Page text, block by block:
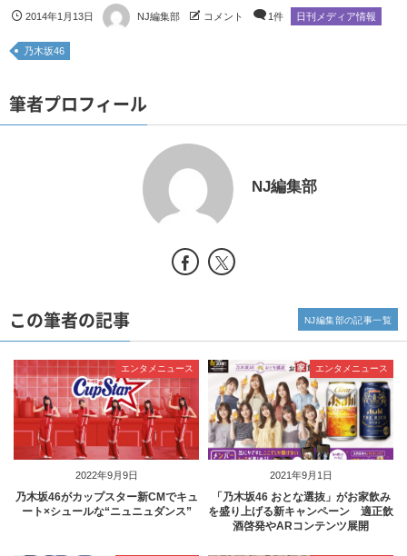
2014年1月13日 NJ編集部 コメント 1件 日刊メディア情報
乃木坂46
筆者プロフィール
NJ編集部
この筆者の記事
2022年9月9日
エンタメニュース
乃木坂46がカップスター新CMでキュ
ート×シュールな“ニュニュダンス”
2021年9月1日
エンタメニュース
「乃木坂46 おとな選抜」がお家飲み
を盛り上げる新キャンペーン 適正飲
酒啓発やARコンテンツ展開
NJ編集部の記事一覧